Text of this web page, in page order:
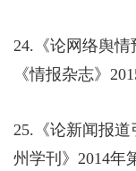
24. 《论网络舆
《情报杂志》
25. 《论新闻报
州学刊》 2014年